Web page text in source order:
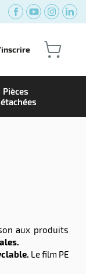
Pièces
aux produits
Le film PE